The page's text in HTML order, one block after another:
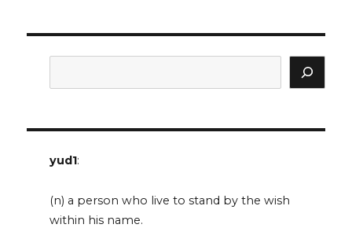
unrelatability
yud1:
(n) a person who live to stand by the wish
within his name.